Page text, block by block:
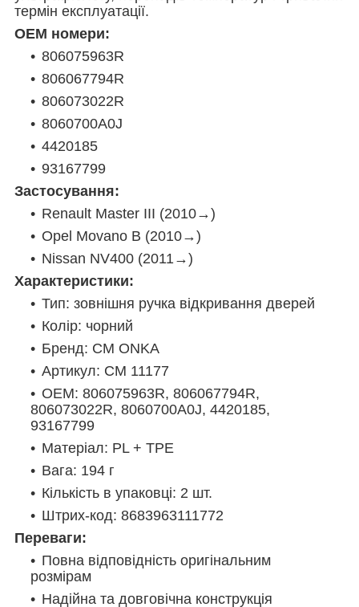
термін експлуатації.
OEM номери:
806075963R
806067794R
806073022R
8060700A0J
4420185
93167799
Застосування:
Renault Master III (2010→)
Opel Movano B (2010→)
Nissan NV400 (2011→)
Характеристики:
Тип: зовнішня ручка відкривання дверей
Колір: чорний
Бренд: CM ONKA
Артикул: CM 11177
OEM: 806075963R, 806067794R,
806073022R, 8060700A0J, 4420185,
93167799
Матеріал: PL + TPE
Вага: 194 г
Кількість в упаковці: 2 шт.
Штрих-код: 8683963111772
Переваги:
Повна відповідність оригінальним
розмірам
Надійна та довговічна конструкція